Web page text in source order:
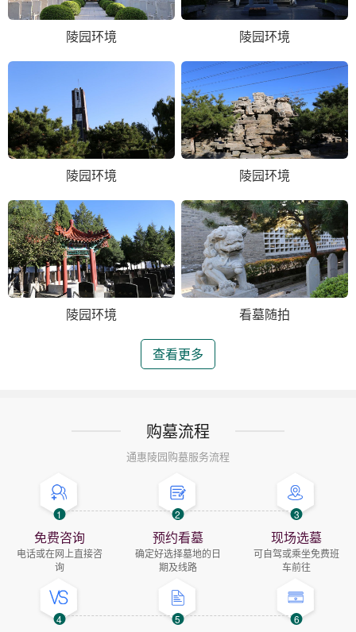
陵园环境 陵园环境
陵园环境 陵园环境
陵园环境 看墓随拍
查看更多
购墓流程
通惠陵园购墓服务流程
1
免费咨询
电话或在网上直接咨
询
2
预约看墓
确定好选择墓地的日
期及线路
3
现场选墓
可自驾或乘坐免费班
车前往
4 5 6